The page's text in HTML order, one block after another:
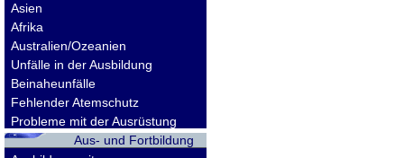
Asien
Afrika
Australien/Ozeanien
Unfälle in der Ausbildung
Beinaheunfälle
Fehlender Atemschutz
Probleme mit der Ausrüstung
Aus- und Fortbildung